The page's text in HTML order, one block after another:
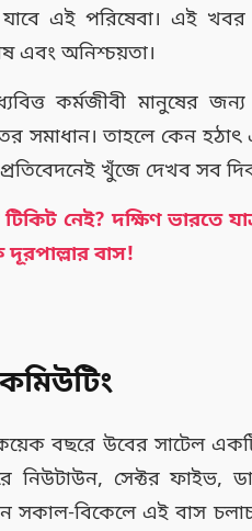
যাবে এই পরিষেবা। এই খবর
এবং অনিশ্চয়তা।
কর্মজীবী মানুষের
সমাধান। তাহলে কেন
খুঁজে দেখব সব
টিকিট নেই? দক্ষিণ
বাস!
বছরে উবের সাটেল
নিউটাউন, সেক্টর ফাইভ,
সকাল-বিকেলে এই বাস